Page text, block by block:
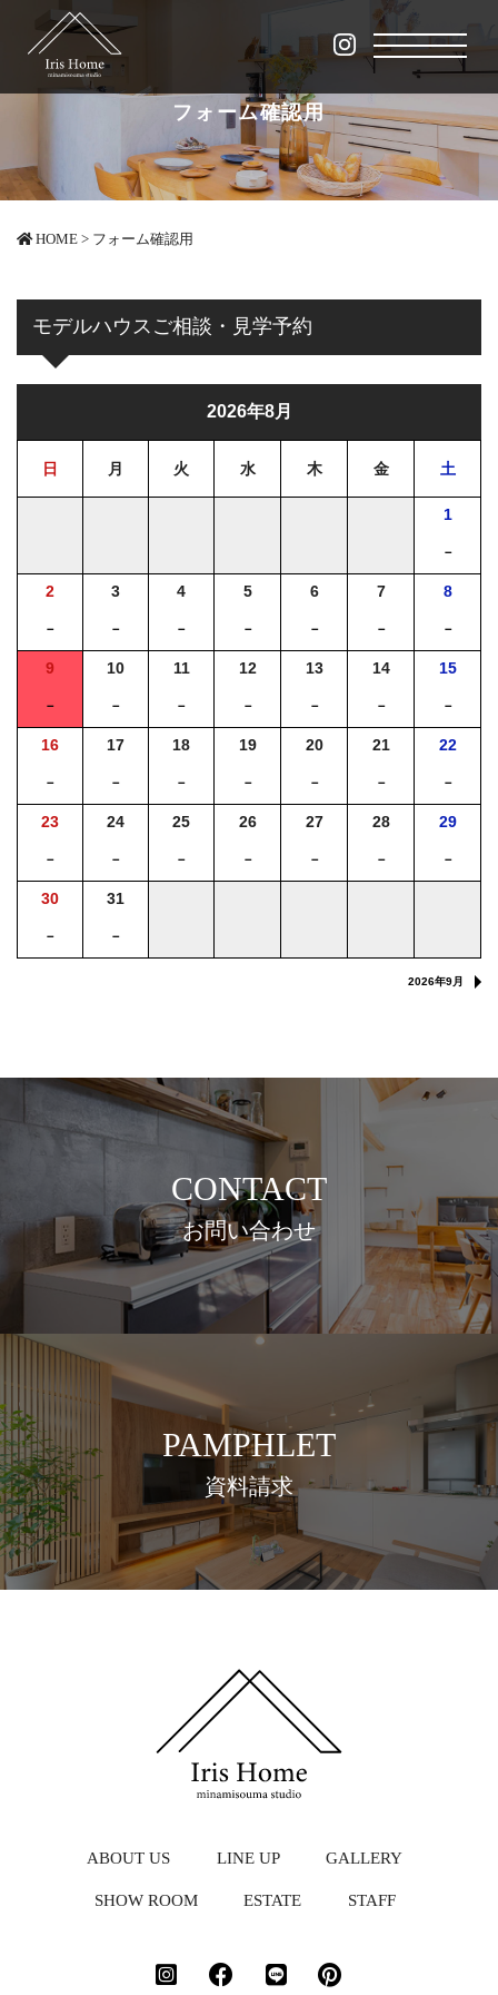
フォーム確認用
HOME > フォーム確認用
モデルハウスご相談・見学予約
2026年8月
日 月 火 水 木 金 土
1
－
2
－
3
－
4
－
5
－
6
－
7
－
8
－
9
－
10
－
11
－
12
－
13
－
14
－
15
－
16
－
17
－
18
－
19
－
20
－
21
－
22
－
23
－
24
－
25
－
26
－
27
－
28
－
29
－
30
－
31
－
2026年9月
CONTACT
お問い合わせ
PAMPHLET
資料請求
ABOUT US LINE UP GALLERY
SHOW ROOM ESTATE STAFF